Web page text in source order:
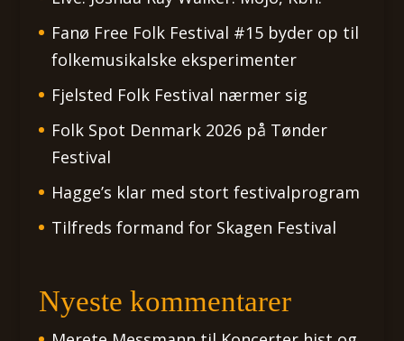
Fanø Free Folk Festival #15 byder op til
folkemusikalske eksperimenter
Fjelsted Folk Festival nærmer sig
Folk Spot Denmark 2026 på Tønder
Festival
Hagge’s klar med stort festivalprogram
Tilfreds formand for Skagen Festival
Nyeste kommentarer